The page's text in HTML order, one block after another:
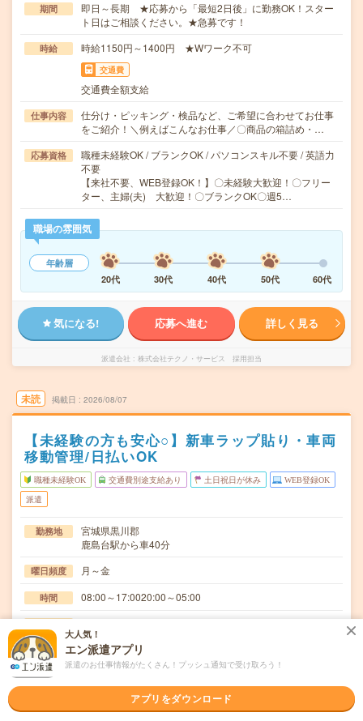
期間
即日～長期 ★応募から「最短2日後」に勤務OK！スター
ト日はご相談ください。★急募です！
時給 時給1150円～1400円 ★Wワーク不可
交通費
交通費全額支給
仕事内容
仕分け・ピッキング・検品など、ご希望に合わせてお仕事
をご紹介！＼例えばこんなお仕事／〇商品の箱詰め・…
応募資格
職種未経験OK / ブランクOK / パソコンスキル不要 / 英語力
不要
【来社不要、WEB登録OK！】〇未経験大歓迎！〇フリー
ター、主婦(夫) 大歓迎！〇ブランクOK〇週5…
職場の雰囲気
年齢層
20代
30代 40代 50代 60代
気になる! 応募へ進む 詳しく見る
派遣会社 株式会社テクノ・サービス 採用担当
未読 掲載日 2026/08/07
【未経験の方も安心○】新車ラップ貼り・車両
移動管理/日払いOK
職種未経験OK 交通費別途支給あり 土日祝日が休み WEB登録OK
派遣
勤務地
宮城県黒川郡
鹿島台駅から車40分
曜日頻度 月～金
時間 08:00～17:0020:00～05:00
時給 時給1500円
交通費規定内支給
大人気！
エン派遣アプリ
派遣のお仕事情報がたくさん！プッシュ通知で受け取ろう！
アプリをダウンロード